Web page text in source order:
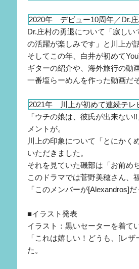
2020年 デビュー10周年／Dr.
Dr.庄村の勇退について「寂し
の活躍が楽しみです」と川上が
そしてこの年、白井が初めて
ギターの紹介や、海外旅行の動
一番塩らーめんを作った動画だ
2021年 川上が初めて連続テレ
「ウチの娘は、彼氏が出来な
メントが。
川上の印象について「とにかく
いただきました。
それを見ていた磯部は「お前め
このドラマでは菅野美穂さん、
「このメンバーが[Alexandros]
■イラスト発表
イラスト：黒いセーターを着て
「これは嬉しい！どうも、[レ
た。